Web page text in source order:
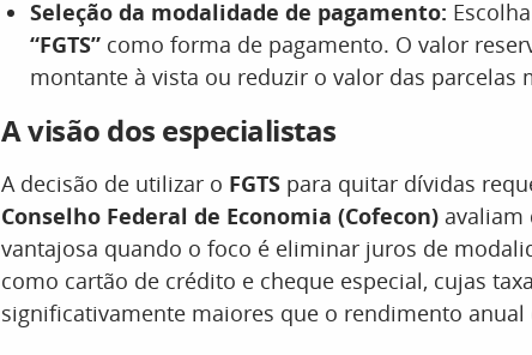
Seleção da modalidade de pagamento:
“FGTS” como forma de pagamento. O valor
montante à vista ou reduzir o valor das parcelas
A visão dos especialistas
A decisão de utilizar o FGTS para quitar dívidas
Conselho Federal de Economia (Cofecon) avaliam
vantajosa quando o foco é eliminar juros de
como cartão de crédito e cheque especial, cujas
significativamente maiores que o rendimento